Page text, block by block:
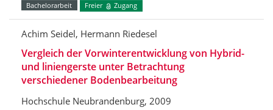
Bachelorarbeit Freier Zugang
Achim Seidel, Hermann Riedesel
Vergleich der Vorwinterentwicklung von Hybrid-
und liniengerste unter Betrachtung
verschiedener Bodenbearbeitung
Hochschule Neubrandenburg, 2009